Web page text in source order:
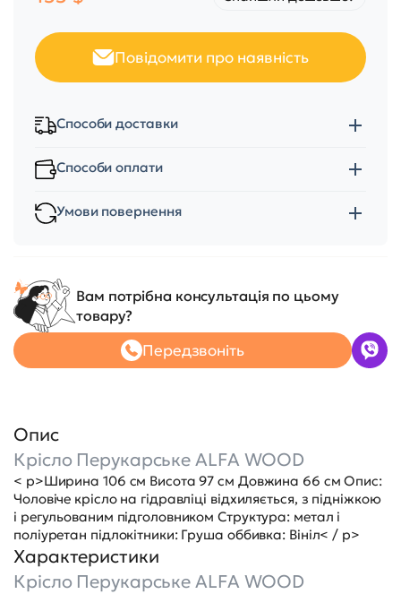
Повідомити про наявність
Способи доставки
Способи оплати
Умови повернення
Вам потрібна консультація по цьому
товару?
Передзвоніть
Опис
Крісло Перукарське ALFA WOOD
< p>Ширина 106 см Висота 97 см Довжина 66 см Опис:
Чоловіче крісло на гідравліці відхиляється, з підніжкою
і регульованим підголовником Структура: метал і
поліуретан підлокітники: Груша оббивка: Вініл< / p>
Характеристики
Крісло Перукарське ALFA WOOD